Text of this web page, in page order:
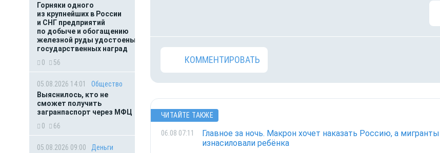
Горняки одного
из крупнейших в России
и СНГ предприятий
по добыче и обогащению
железной руды удостоены
государственных наград
0
56
05.08.2026 14:01
Общество
Выяснилось, кто не
сможет получить
загранпаспорт через МФЦ
0
66
05.08.2026 09:00
Деньги
КОММЕНТИРОВАТЬ
ЧИТАЙТЕ ТАКЖЕ
06.08 07:11
Главное за ночь. Макрон хочет наказать Россию, а мигранты
изнасиловали ребёнка